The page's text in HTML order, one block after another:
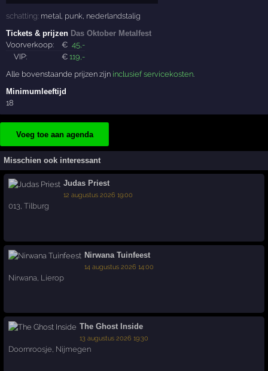
schatting: metal punk nederlandstalig
Tickets & prijzen Das Oktober Metalfest
Voorverkoop:
€ 45 ,-
VIP:
€119 ,-
Alle bovenstaande prijzen zijn inclusief servicekosten
Minimumleeftijd
18
Voeg toe aan agenda
Misschien ook interessant
Judas Priest
12 augustus 2026 19:00
013,Tilburg
Nirwana Tuinfeest
14 augustus 2026 14:00
Nirwana Lierop
The Ghost Inside
13 augustus 2026 19:30
Doornroosje Nijmegen